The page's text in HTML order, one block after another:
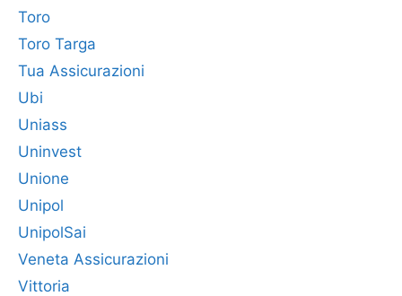
Toro
Toro Targa
Tua Assicurazioni
Ubi
Uniass
Uninvest
Unione
Unipol
UnipolSai
Veneta Assicurazioni
Vittoria